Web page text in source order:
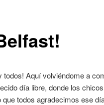
todos! Aquí volviéndome a
día libre, donde los
todos agradecimos ese